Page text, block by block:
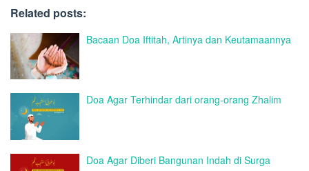
Related posts:
Bacaan Doa Iftitah, Artinya dan Keutamaannya
Doa Agar Terhindar dari orang-orang Zhalim
Doa Agar Diberi Bangunan Indah di Surga